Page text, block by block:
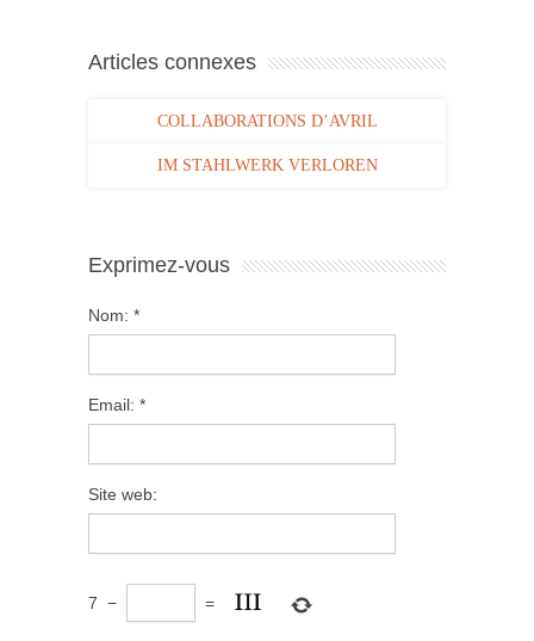
Articles connexes
COLLABORATIONS D’AVRIL
IM STAHLWERK VERLOREN
Exprimez-vous
Nom: *
Email: *
Site web:
7 − =